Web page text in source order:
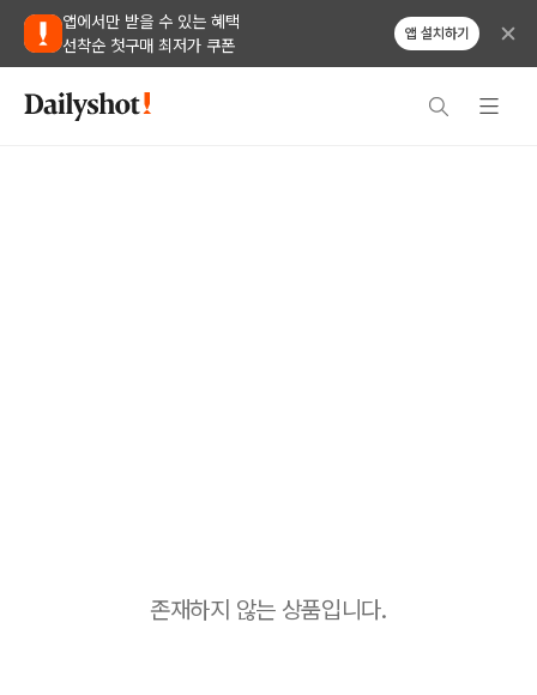
앱에서만 받을 수 있는 혜택
선착순 첫구매 최저가 쿠폰
앱 설치하기
존재하지 않는 상품입니다.